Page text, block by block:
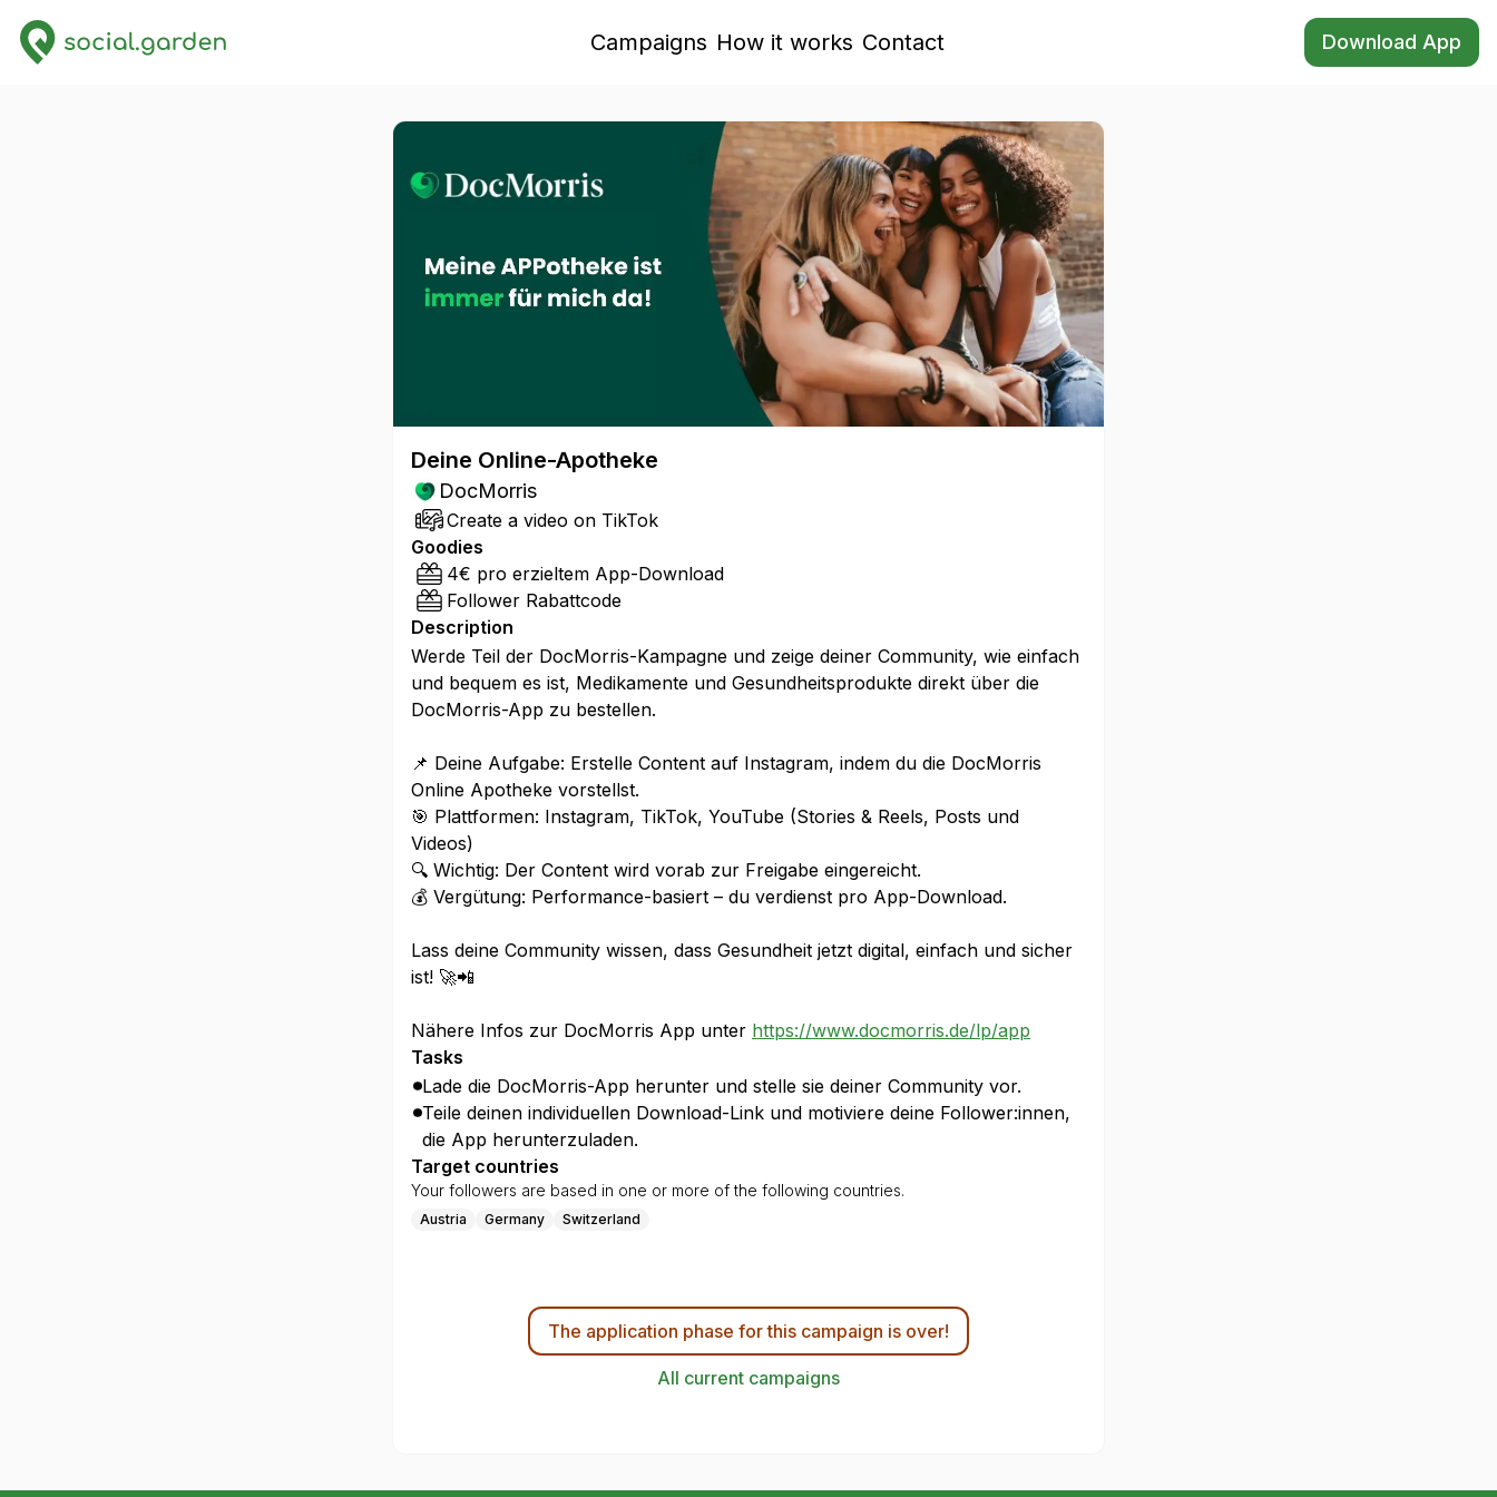
Campaigns How it works Contact Download App
Deine Online-Apotheke
DocMorris
Create a video on TikTok
Goodies
4€ pro erzieltem App-Download
Follower Rabattcode
Description
Werde Teil der DocMorris-Kampagne und zeige deiner Community, wie einfach
und bequem es ist, Medikamente und Gesundheitsprodukte direkt über die
DocMorris-App zu bestellen.
📌 Deine Aufgabe: Erstelle Content auf Instagram, indem du die DocMorris
Online Apotheke vorstellst.
🎯 Plattformen: Instagram, TikTok, YouTube (Stories & Reels, Posts und
Videos)
🔍 Wichtig: Der Content wird vorab zur Freigabe eingereicht.
💰 Vergütung: Performance-basiert – du verdienst pro App-Download.
Lass deine Community wissen, dass Gesundheit jetzt digital, einfach und sicher
ist! 🚀📲
Nähere Infos zur DocMorris App unter https://www.docmorris.de/lp/app
Tasks
Lade die DocMorris-App herunter und stelle sie deiner Community vor.
Teile deinen individuellen Download-Link und motiviere deine Follower:innen,
die App herunterzuladen.
Target countries
Your followers are based in one or more of the following countries.
Austria Germany Switzerland
The application phase for this campaign is over!
All current campaigns